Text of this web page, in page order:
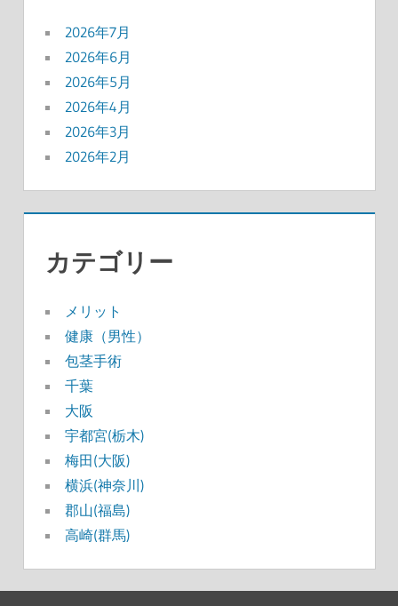
2026年7月
2026年6月
2026年5月
2026年4月
2026年3月
2026年2月
カテゴリー
メリット
健康（男性）
包茎手術
千葉
大阪
宇都宮(栃木)
梅田(大阪)
横浜(神奈川)
郡山(福島)
高崎(群馬)